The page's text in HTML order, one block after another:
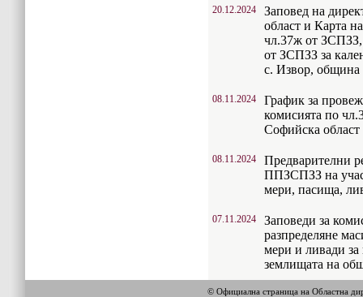
20.12.2024
Заповед на
област и Карта
чл.37ж от ЗСПЗЗ,
от ЗСПЗЗ за
с. Извор,
08.11.2024
График за
комисията по
Софийска област
08.11.2024
Предварителни
ППЗСПЗЗ на
мери, пасища,
07.11.2024
Заповеди за
разпределяне
мери и ливади за
землищата на
© Официална страница на